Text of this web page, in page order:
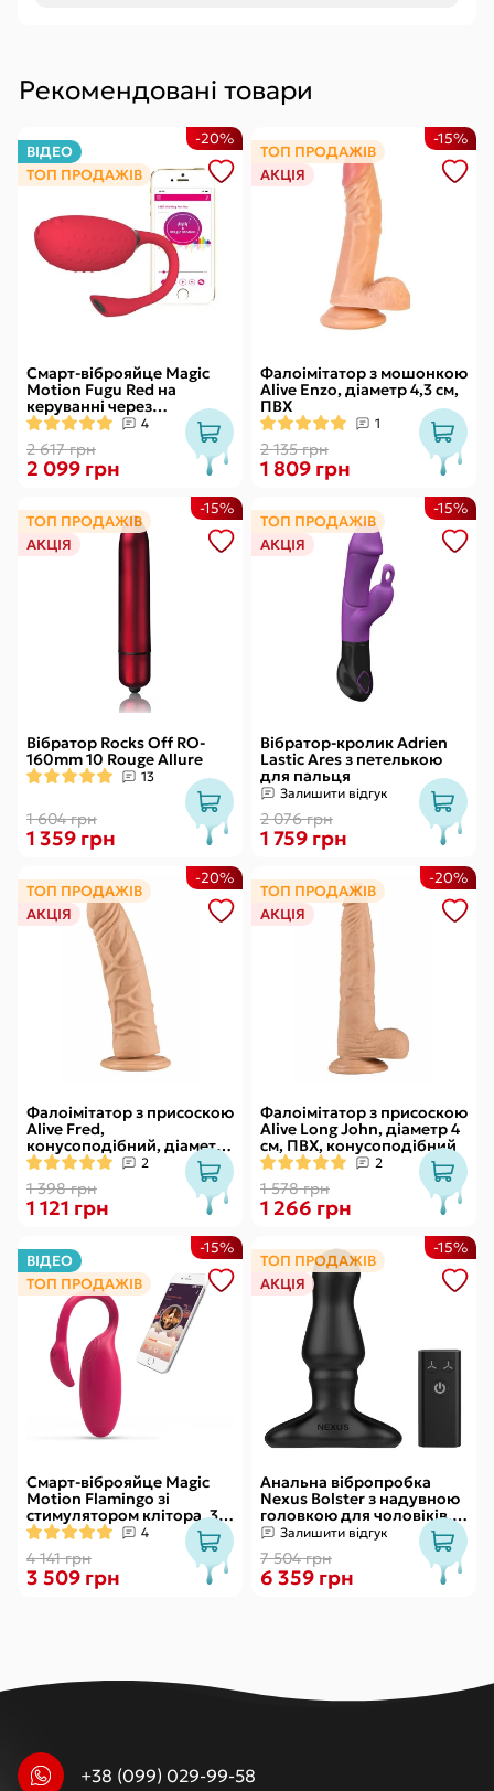
Рекомендовані товари
ВІДЕО
ТОП ПРОДАЖІВ
Смарт-віброяйце Magic
Motion Fugu Red на
керуванні через
смартфон, 9 режимів
вібрації
4
2 617 грн
-20%
2 099 грн
ТОП ПРОДАЖІВ
АКЦІЯ
Фалоімітатор з мошонкою
Alive Enzo, діаметр 4,3 см,
ПВХ
1
2 135 грн
-15%
1 809 грн
ТОП ПРОДАЖІВ
АКЦІЯ
Вібратор Rocks Off RO-
160mm 10 Rouge Allure
13
1 604 грн
-15%
1 359 грн
ТОП ПРОДАЖІВ
АКЦІЯ
Вібратор-кролик Adrien
Lastic Ares з петелькою
для пальця
Залишити відгук
2 076 грн
-15%
1 759 грн
ТОП ПРОДАЖІВ
АКЦІЯ
Фалоімітатор з присоскою
Alive Fred,
конусоподібний, діаметр
від 4,2см до 4,7см, ПВХ,
рельєфний
2
1 398 грн
-20%
1 121 грн
ТОП ПРОДАЖІВ
АКЦІЯ
Фалоімітатор з присоскою
Alive Long John, діаметр 4
см, ПВХ, конусоподібний
2
1 578 грн
-20%
1 266 грн
ВІДЕО
ТОП ПРОДАЖІВ
Смарт-віброяйце Magic
Motion Flamingo зі
стимулятором клітора, 3
види вправ Кегеля
4
4 141 грн
-15%
3 509 грн
ТОП ПРОДАЖІВ
АКЦІЯ
Анальна вібропробка
Nexus Bolster з надувною
головкою для чоловіків,
пульт ДК
Залишити відгук
7 504 грн
-15%
6 359 грн
+38 (099) 029-99-58